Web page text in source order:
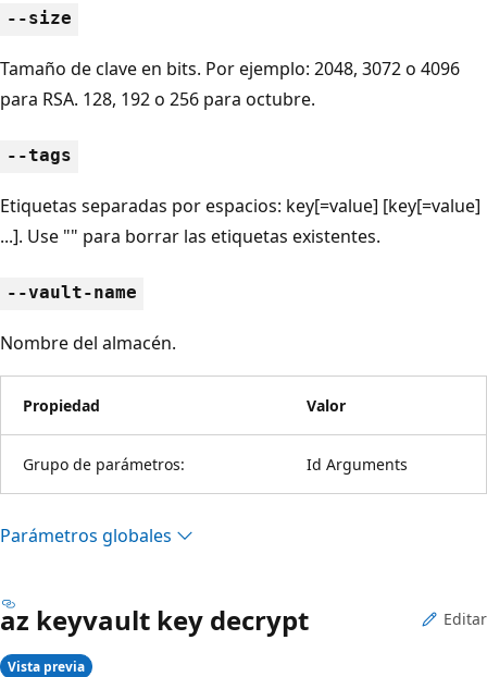
--size
Tamaño de clave en bits. Por ejemplo: 2048, 3072 o 4096
para RSA. 128, 192 o 256 para octubre.
--tags
Etiquetas separadas por espacios: key[=value] [key[=value]
...]. Use "" para borrar las etiquetas existentes.
--vault-name
Nombre del almacén.
Propiedad Valor
Grupo de parámetros: Id Arguments
Parámetros globales
az keyvault key decrypt Editar
Vista previa